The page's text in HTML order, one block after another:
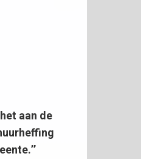
aan de